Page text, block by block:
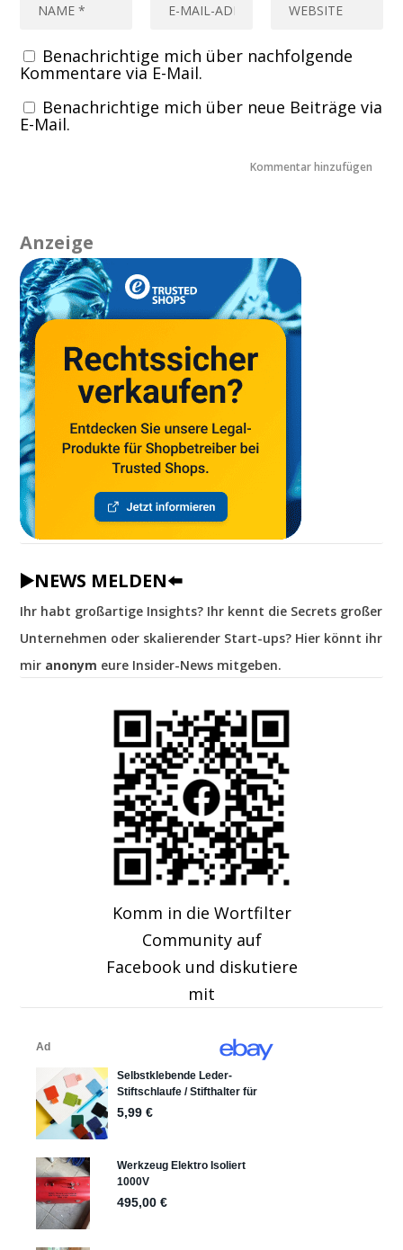
Benachrichtige mich über nachfolgende
Kommentare via E-Mail.
Benachrichtige mich über neue Beiträge via
E-Mail.
Anzeige
▶️NEWS MELDEN⬅️
Ihr habt großartige Insights? Ihr kennt die Secrets großer
Unternehmen oder skalierender Start-ups? Hier könnt ihr
mir anonym eure Insider-News mitgeben.
Komm in die Wortfilter
Community auf
Facebook und diskutiere
mit